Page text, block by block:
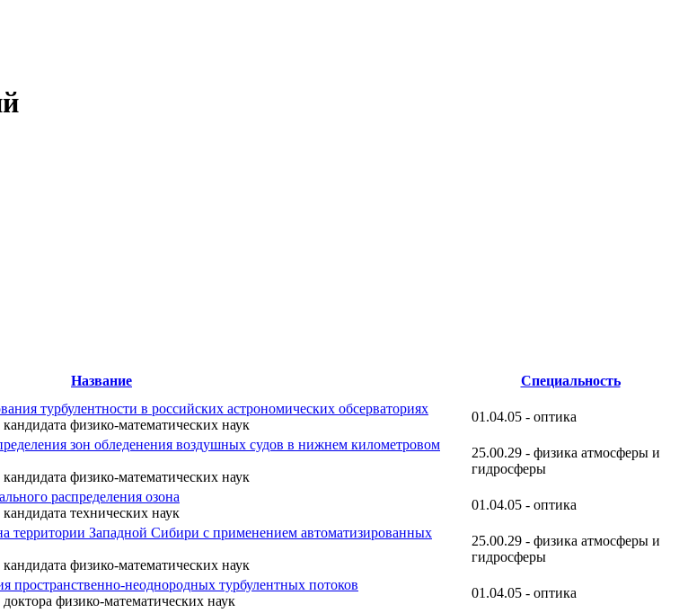
Название
Специальность
турбулентности в российских астрономических обсерваториях
физико-математических наук
01.04.05 - оптика
зон обледенения воздушных судов в нижнем километровом
физико-математических наук
25.00.29 - физика атмосферы и
гидросферы
распределения озона
технических наук
01.04.05 - оптика
территории Западной Сибири с применением автоматизированных
физико-математических наук
25.00.29 - физика атмосферы и
гидросферы
пространственно-неоднородных турбулентных потоков
физико-математических наук
01.04.05 - оптика